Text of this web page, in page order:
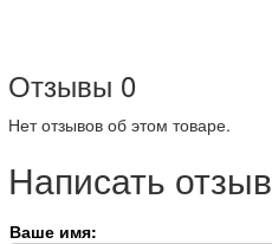
Отзывы 0
Нет отзывов об этом товаре.
Написать отзыв
Ваше имя: